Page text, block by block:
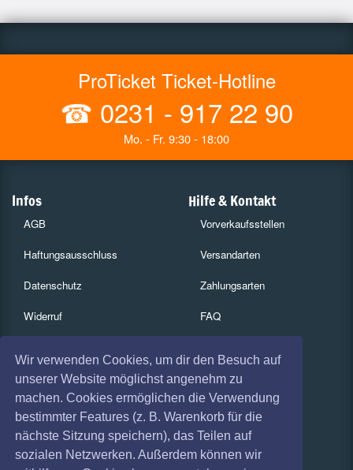
Wir verwenden Cookies, um dir den Besuch auf
unserer Website möglichst angenehm zu
machen. Cookies ermöglichen die Verwendung
bestimmter Features (z. B. Warenkorb für die
nächste Sitzung speichern), das Teilen auf
sozialen Netzwerken. Außerdem können wir
ProTicket Ticket-Hotline
☎ 0231 - 917 22 90
Mo. - Fr. 9:30 - 18:00
Infos
AGB
Haftungsausschluss
Datenschutz
Widerruf
Absagen
Hilfe & Kontakt
Vorverkaufsstellen
Versandarten
Zahlungsarten
FAQ
Services
Gutscheine
Geschäftskunden
Kartenrückgabe